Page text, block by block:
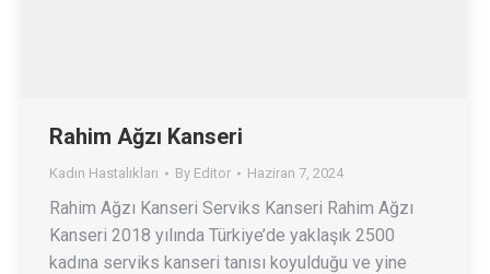
Rahim Ağzı Kanseri
Kadın Hastalıkları By Editor Haziran 7, 2024
Rahim Ağzı Kanseri Serviks Kanseri Rahim Ağzı
Kanseri 2018 yılında Türkiye’de yaklaşık 2500
kadına serviks kanseri tanısı koyulduğu ve yine